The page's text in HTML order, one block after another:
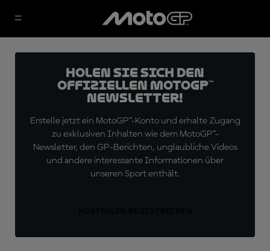
Holen Sie sich den
offiziellen MotoGP™
Newsletter!
Erstelle jetzt ein MotoGP™-Konto und erhalte Zugang
zu exklusiven Inhalten wie dem MotoGP™-
Newsletter, den GP-Berichten, unglaubliche Videos
und andere interessante Informationen über
unseren Sport enthält.